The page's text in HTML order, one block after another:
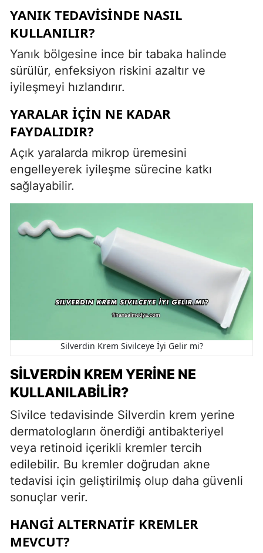
YANIK TEDAVISINDE NASIL
KULLANILIR?
Yanık bölgesine ince bir tabaka halinde
sürülür, enfeksiyon riskini azaltır ve
iyileşmeyi hızlandırır.
YARALAR İÇIN NE KADAR
FAYDALIDIR?
Açık yaralarda mikrop üremesini
engelleyerek iyileşme sürecine katkı
sağlayabilir.
Silverdin Krem Sivilceye İyi Gelir mi?
SILVERDIN KREM YERINE NE
KULLANILABILIR?
Sivilce tedavisinde Silverdin krem yerine
dermatologların önerdiği antibakteriyel
veya retinoid içerikli kremler tercih
edilebilir. Bu kremler doğrudan akne
tedavisi için geliştirilmiş olup daha güvenli
sonuçlar verir.
HANGI ALTERNATIF KREMLER
MEVCUT?